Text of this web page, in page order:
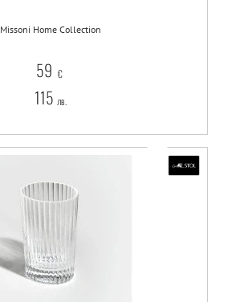
Missoni Home Collection
59 €
115 лв.